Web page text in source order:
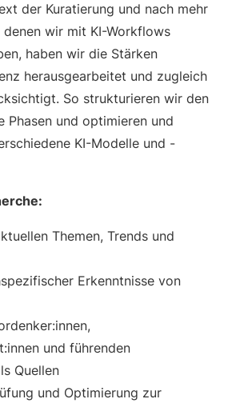
der Kuratierung und nach mehr
wir mit KI-Workflows
haben wir die Stärken
herausgearbeitet und zugleich
So strukturieren wir den
Phasen und optimieren und
KI-Modelle und -
Themen, Trends und
Erkenntnisse von
und führenden
Quellen
und Optimierung zur